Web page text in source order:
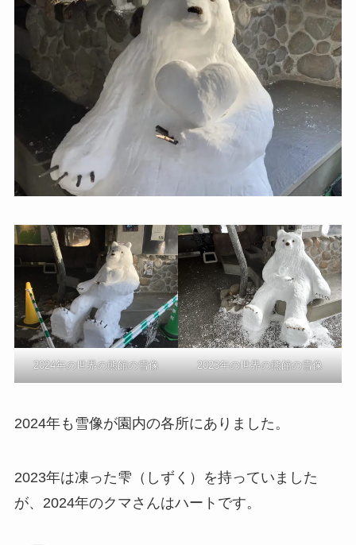
2024年の世界の熊館の雪像 2023年の世界の熊館の雪像
2024年も雪像が園内の各所にありました。
2023年は凍った雫（しずく）を持っていました
が、2024年のクマさんはハートです。